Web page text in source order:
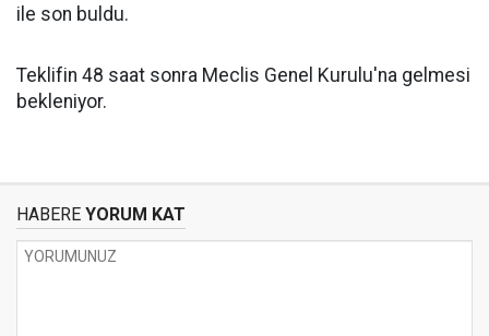
ile son buldu.
Teklifin 48 saat sonra Meclis Genel Kurulu'na gelmesi
bekleniyor.
HABERE YORUM KAT